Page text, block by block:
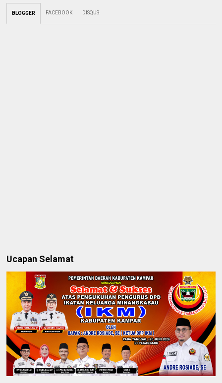
BLOGGER FACEBOOK DISQUS
Ucapan Selamat